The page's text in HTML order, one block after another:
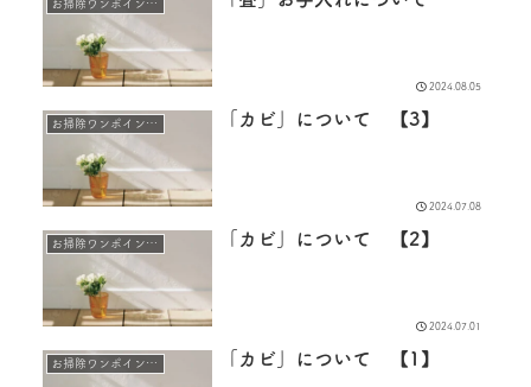
お掃除ワンポイントアドバイス
2024.08.05
お掃除ワンポイントアドバイス 「カビ」について 【3】
2024.07.08
お掃除ワンポイントアドバイス 「カビ」について 【2】
2024.07.01
お掃除ワンポイントアドバイス 「カビ」について 【1】